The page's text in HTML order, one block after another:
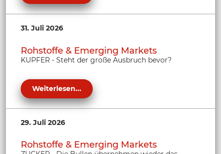
31. Juli 2026
Rohstoffe & Emerging Markets
KUPFER - Steht der große Ausbruch bevor?
Weiterlesen...
29. Juli 2026
Rohstoffe & Emerging Markets